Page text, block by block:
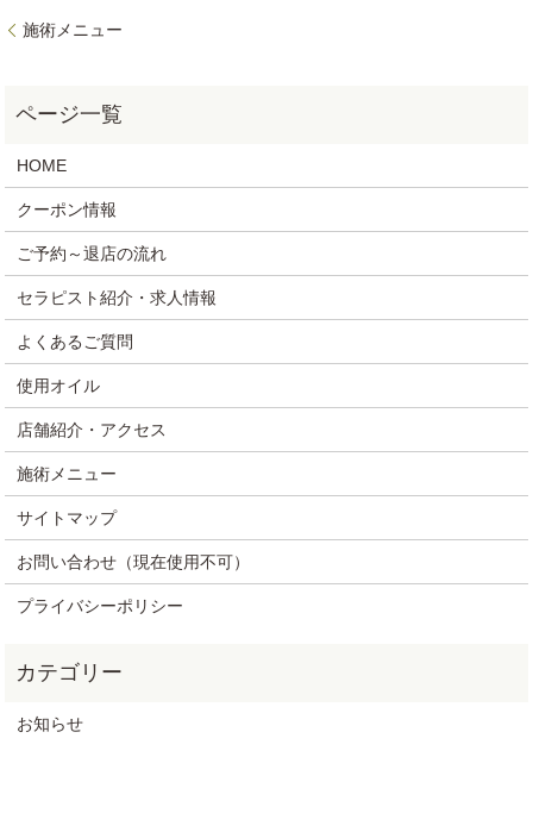
施術メニュー
HOME
クーポン情報
ご予約～退店の流れ
セラピスト紹介・求人情報
よくあるご質問
使用オイル
店舗紹介・アクセス
施術メニュー
サイトマップ
お問い合わせ（現在使用不可）
プライバシーポリシー
お知らせ